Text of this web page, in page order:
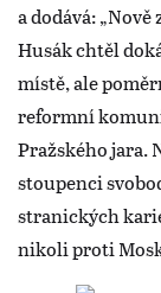
a dodává:
Husák chtěl
místě, ale
reformní
Pražského jara.
stoupenci
stranických
nikoli proti